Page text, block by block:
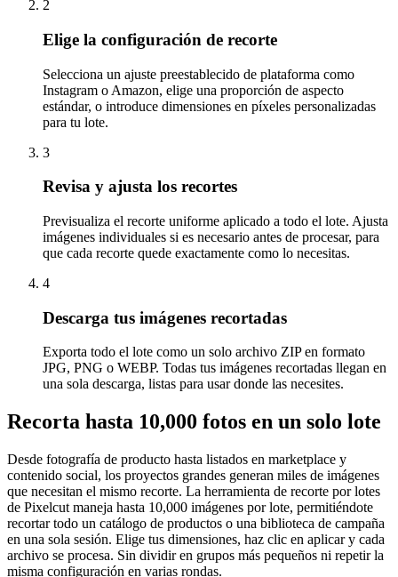
2
Elige la configuración de recorte
Selecciona un ajuste preestablecido de plataforma como
Instagram o Amazon, elige una proporción de aspecto
estándar, o introduce dimensiones en píxeles personalizadas
para tu lote.
3
Revisa y ajusta los recortes
Previsualiza el recorte uniforme aplicado a todo el lote. Ajusta
imágenes individuales si es necesario antes de procesar, para
que cada recorte quede exactamente como lo necesitas.
4
Descarga tus imágenes recortadas
Exporta todo el lote como un solo archivo ZIP en formato
JPG, PNG o WEBP. Todas tus imágenes recortadas llegan en
una sola descarga, listas para usar donde las necesites.
Recorta hasta 10,000 fotos en un solo lote
Desde fotografía de producto hasta listados en marketplace y
contenido social, los proyectos grandes generan miles de imágenes
que necesitan el mismo recorte. La herramienta de recorte por lotes
de Pixelcut maneja hasta 10,000 imágenes por lote, permitiéndote
recortar todo un catálogo de productos o una biblioteca de campaña
en una sola sesión. Elige tus dimensiones, haz clic en aplicar y cada
archivo se procesa. Sin dividir en grupos más pequeños ni repetir la
misma configuración en varias rondas.